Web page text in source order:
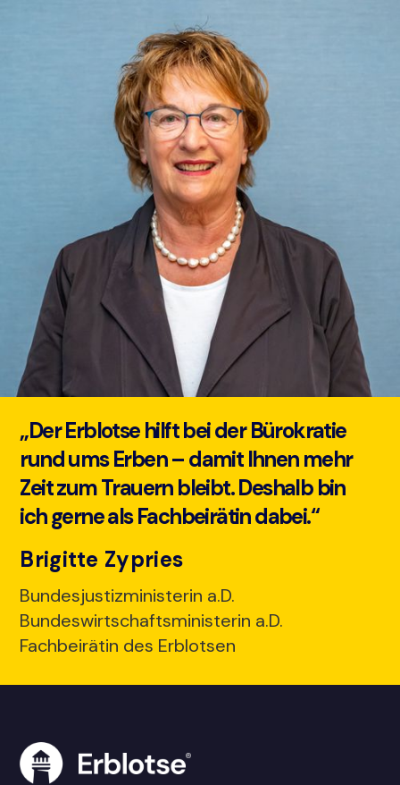
„Der Erblotse hilft bei der Bürokratie
rund ums Erben – damit Ihnen mehr
Zeit zum Trauern bleibt. Deshalb bin
ich gerne als Fachbeirätin dabei.“
Brigitte Zypries
Bundesjustizministerin a.D.
Bundeswirtschaftsministerin a.D.
Fachbeirätin des Erblotsen